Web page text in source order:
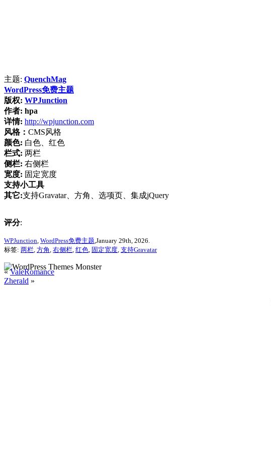
主题: QuenchMag
WordPress免费主题
版权: WPJunction
作者: hpa
详情: http://wpjunction.com
风格： CMS风格
颜色: 白色、红色
栏式: 两栏
侧栏: 右侧栏
宽度: 固定宽度
支持小工具
其它:支持Gravatar、方角、选项页、集成jQuery
评分:
WPJunction WordPress免费主题 ,January 29th, 2026.
标签: 两栏 方角 右侧栏 红色 固定宽度 支持Gravatar
«ValeRomance
Zherald »